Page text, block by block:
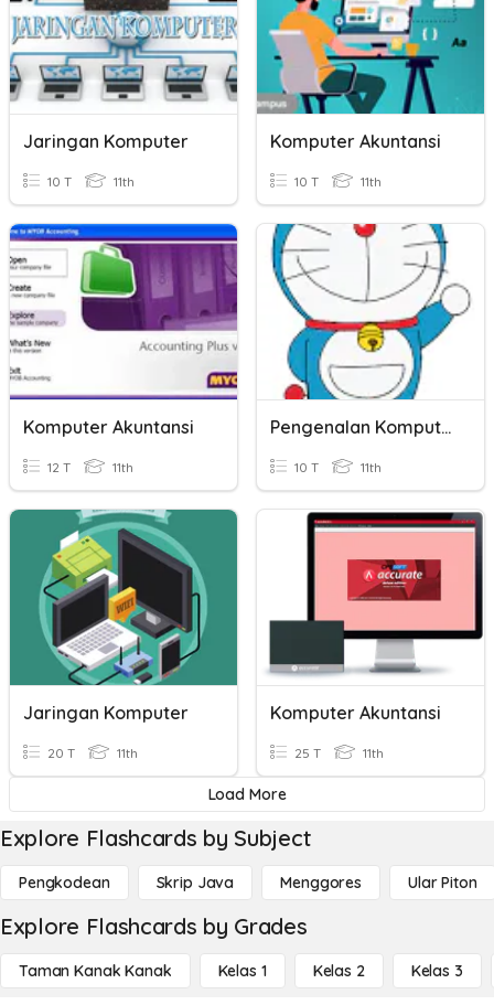
Jaringan Komputer
10 T 11th
Komputer Akuntansi
10 T 11th
Komputer Akuntansi
12 T 11th
Pengenalan Komputer
10 T 11th
Jaringan Komputer
20 T 11th
Komputer Akuntansi
25 T 11th
Load More
Explore Flashcards by Subject
Pengkodean Skrip Java Menggores Ular Piton
Explore Flashcards by Grades
Taman Kanak Kanak Kelas 1 Kelas 2 Kelas 3